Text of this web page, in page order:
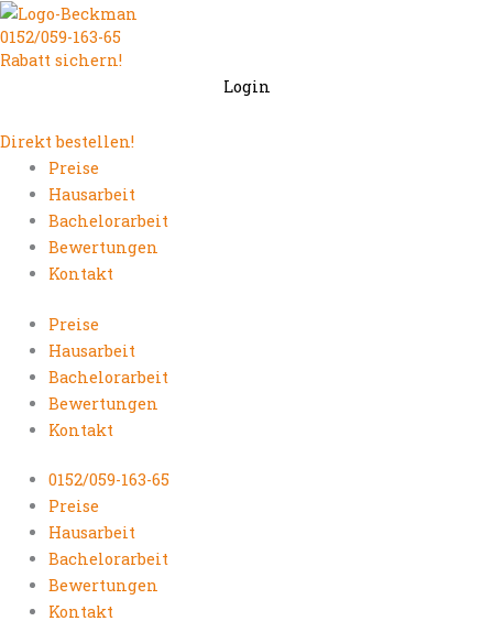
Zum
Inhalt
springen
0152/059-163-65
Rabatt sichern!
Login
Direkt bestellen!
Preise
Hausarbeit
Bachelorarbeit
Bewertungen
Kontakt
Preise
Hausarbeit
Bachelorarbeit
Bewertungen
Kontakt
0152/059-163-65
Preise
Hausarbeit
Bachelorarbeit
Bewertungen
Kontakt